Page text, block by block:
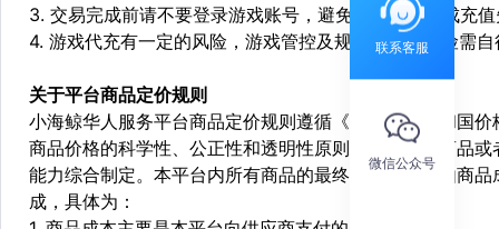
3. 交易完成前请不要登录游戏账号，避免由于顶号造成充
4. 游戏代充有一定的风险，游戏管控及规则处罚等风险需
关于平台商品定价规则
小海鲸华人服务平台商品定价规则遵循《中华人民共和国
商品价格的科学性、公正性和透明性原则，依据相关商品
能力综合制定。本平台内所有商品的最终销售价格均由商
成，具体为：
联系客服
微信公众号